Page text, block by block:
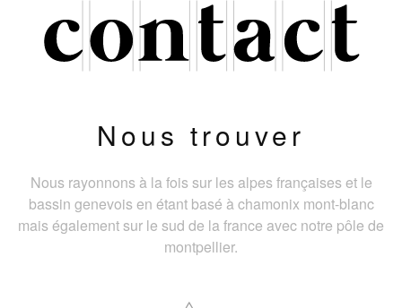
Nous trouver
Nous rayonnons à la fois sur les alpes françaises et le
bassin genevois en étant basé à chamonix mont-blanc
mais également sur le sud de la france avec notre pôle de
montpellier.